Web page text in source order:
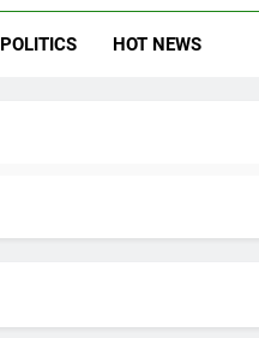
POLITICS HOT NEWS